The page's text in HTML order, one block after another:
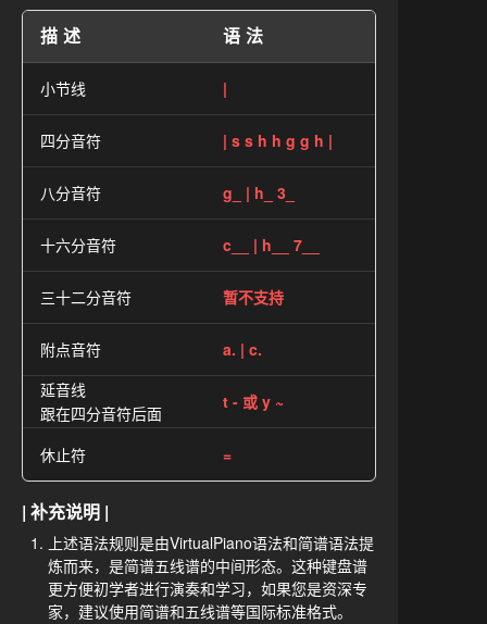
描述 语法
小节线 |
四分音符 | s s h h g g h |
八分音符 g_ | h_ 3_
十六分音符 c__ | h__ 7__
三十二分音符 暂不支持
附点音符
a. | c.
延音线
跟在四分音符后面
t - 或 y ~
休止符 =
| 补充说明 |
上述语法规则是由VirtualPiano语法和简谱语法提
炼而来，是简谱五线谱的中间形态。这种键盘谱
更方便初学者进行演奏和学习，如果您是资深专
家，建议使用简谱和五线谱等国际标准格式。